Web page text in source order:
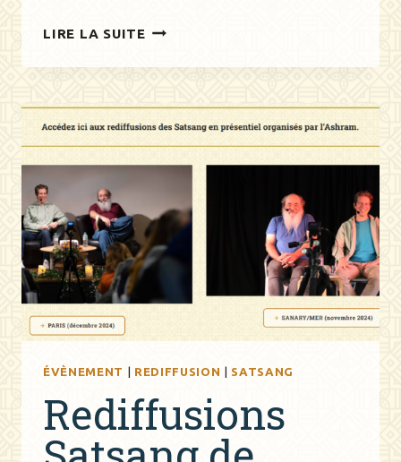
LIRE LA SUITE DÉBUT
:
WEEKENDS
ET
ÉVÈNEMENT REDIFFUSION SATSANG
Rediffusions